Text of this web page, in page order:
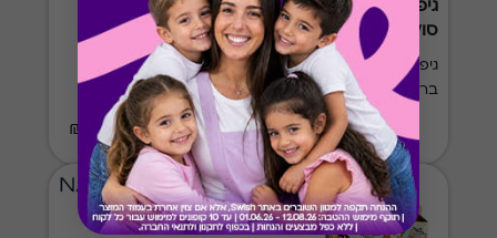
גיפט קארד רשת
סולתם
גיפט קארד למימוש
ברשת סולתם במגוון
סניפים בפריסה ארצית,
כולל כפל מבצעים והנחות
סוף עונה
₪100-₪500
גיפט קארד רשת
ורדינון
גיפט קארד למימוש
ברשת ורדינון במגוון
סניפים בפריסה ארצית,
כולל כפל מבצעים והנחות
סוף עונה
₪100-₪500